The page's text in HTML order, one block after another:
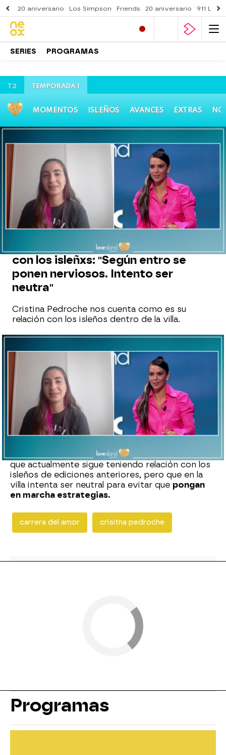
20 aniversario Los Simpson Friends 20 aniversario 911
SERIES PROGRAMAS
T2 TEMPORADA 1
MOMENTOS ISLEÑOS AVANCES EXTRAS
Neox » Programas » Noticias
RUEDA DE PRENSA
Cristina Pedroche sobre su relación
con los isleñxs: "Según entro se
ponen nerviosos. Intento ser
neutra"
Cristina Pedroche nos cuenta como es su
relación con los isleños dentro de la villa.
neox
Madrid
Publicado:12 de mayo de 2022, 11:04
WhatsappFacebook
X
maestra de ceremonias. Cristina Pedroche aclara
que actualmente sigue teniendo relación con los
isleños de ediciones anteriores, pero que en la
villa intenta ser neutral para evitar que pongan
en marcha estrategias.
carrera del amor crisitna pedroche
Programas